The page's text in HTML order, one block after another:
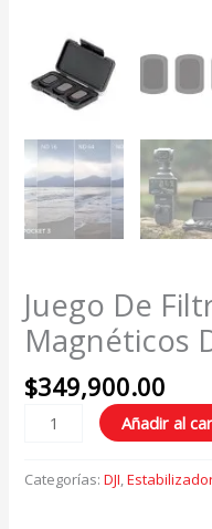
Juego De
Magnéticos
$349,900.00
Añadir al
Categorías:DJI,